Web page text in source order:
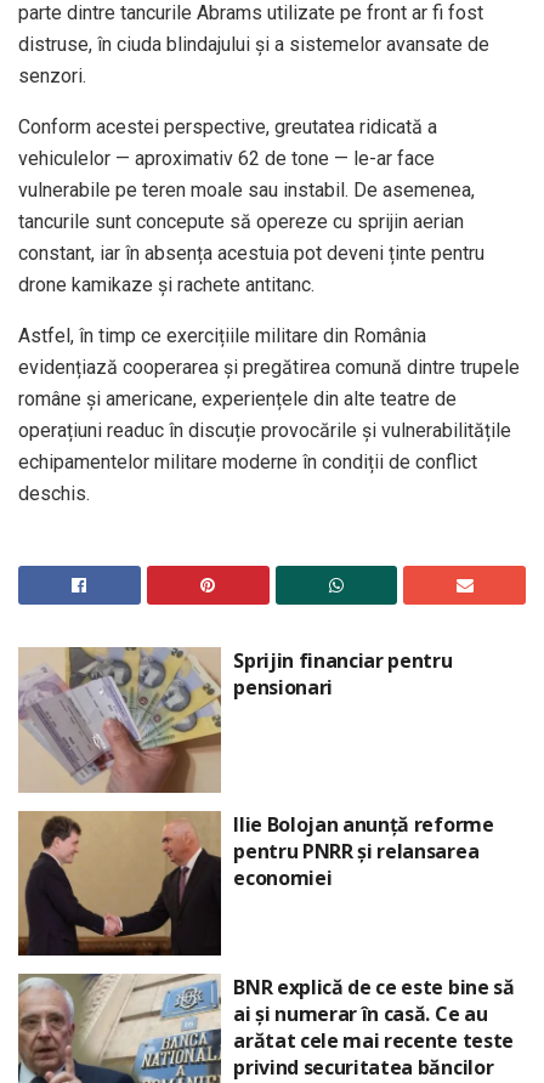
parte dintre tancurile Abrams utilizate pe front ar fi fost
distruse, în ciuda blindajului și a sistemelor avansate de
senzori.
Conform acestei perspective, greutatea ridicată a
vehiculelor — aproximativ 62 de tone — le-ar face
vulnerabile pe teren moale sau instabil. De asemenea,
tancurile sunt concepute să opereze cu sprijin aerian
constant, iar în absența acestuia pot deveni ținte pentru
drone kamikaze și rachete antitanc.
Astfel, în timp ce exercițiile militare din România
evidențiază cooperarea și pregătirea comună dintre trupele
române și americane, experiențele din alte teatre de
operațiuni readuc în discuție provocările și vulnerabilitățile
echipamentelor militare moderne în condiții de conflict
deschis.
Sprijin financiar pentru
pensionari
Ilie Bolojan anunță reforme
pentru PNRR și relansarea
economiei
BNR explică de ce este bine să
ai și numerar în casă. Ce au
arătat cele mai recente teste
privind securitatea băncilor